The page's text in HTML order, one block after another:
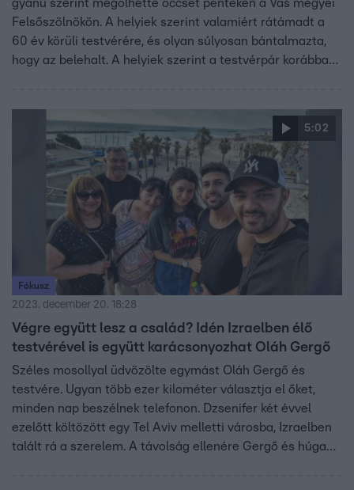
gyanú szerint megölhette öccsét pénteken a Vas megyei
Felsőszölnökön. A helyiek szerint valamiért rátámadt a
60 év körüli testvérére, és olyan súlyosan bántalmazta,
hogy az belehalt. A helyiek szerint a testvérpár korábban
5:02
Fókusz
2023. december 20. 18:28
Végre együtt lesz a család? Idén Izraelben élő
testvérével is együtt karácsonyozhat Oláh Gergő
Széles mosollyal üdvözölte egymást Oláh Gergő és
testvére. Ugyan több ezer kilométer választja el őket,
minden nap beszélnek telefonon. Dzsenifer két évvel
ezelőtt költözött egy Tel Aviv melletti városba, Izraelben
talált rá a szerelem. A távolság ellenére Gergő és húga